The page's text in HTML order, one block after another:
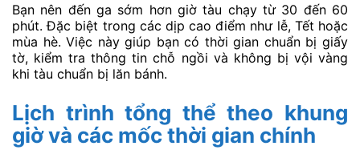
Bạn nên đến ga sớm hơn giờ tàu chạy từ 30 đến 60
phút. Đặc biệt trong các dịp cao điểm như lễ, Tết hoặc
mùa hè. Việc này giúp bạn có thời gian chuẩn bị giấy
tờ, kiểm tra thông tin chỗ ngồi và không bị vội vàng
khi tàu chuẩn bị lăn bánh.
Lịch trình tổng thể theo khung
giờ và các mốc thời gian chính